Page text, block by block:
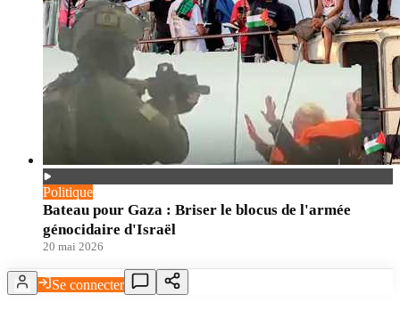
Politique
Bateau pour Gaza : Briser le blocus de l'armée
génocidaire d'Israël
20 mai 2026
Se connecter